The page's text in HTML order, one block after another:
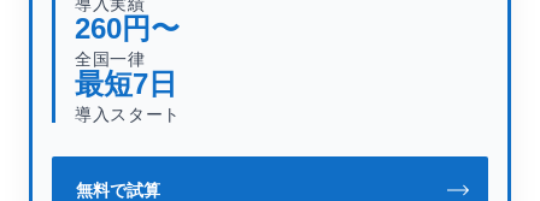
260円〜
全国一律
最短7 日
導入スタート
無料で試算